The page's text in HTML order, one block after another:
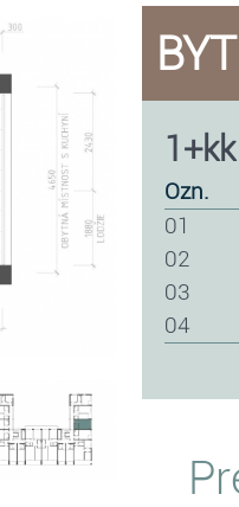
1+kk
ozn.
01
02
03
04